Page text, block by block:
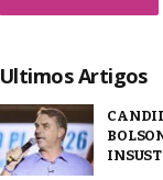
Ultimos Artigos